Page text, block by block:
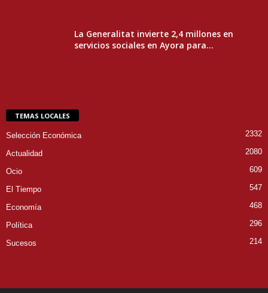
La Generalitat invierte 2,4 millones en
servicios sociales en Ayora para...
TEMAS LOCALES
Selección Económica 2332
Actualidad 2080
Ocio 609
El Tiempo 547
Economía 468
Política 296
Sucesos 214